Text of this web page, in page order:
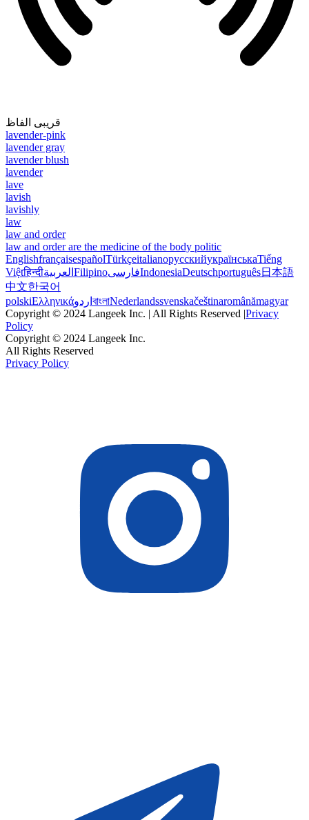
قریبی الفاظ
lavender-pink
lavender gray
lavender blush
lavender
lave
lavish
lavishly
law
law and order
law and order are the medicine of the body politic
EnglishfrançaisespañolTürkçeitalianoрусскийукраїнськаTiếng
Việtहिन्दीالعربية FilipinoفارسیIndonesiaDeutschportuguês日本語
中文한국어
polskiΕλληνικάاردو বাংলাNederlandssvenskačeštinaromânămagyar
Copyright © 2024 Langeek Inc. | All Rights Reserved |Privacy
Policy
Copyright © 2024 Langeek Inc.
All Rights Reserved
Privacy Policy